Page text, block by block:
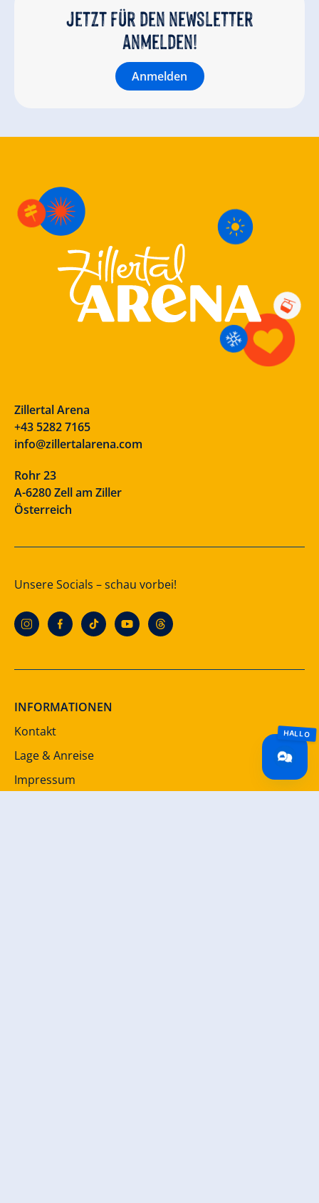
Jetzt für den newsletter
anmelden!
Anmelden
Zillertal Arena
+43 5282 7165
info@zillertalarena.com
Rohr 23
A-6280 Zell am Ziller
Österreich
Unsere Socials – schau vorbei!
INFORMATIONEN
Kontakt
Lage & Anreise
Impressum